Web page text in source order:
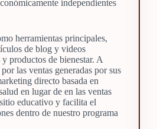
independientes
herramientas principales,
de blog y videos
productos de bienestar. A
las ventas generadas por sus
directo basada en
en lugar de en las ventas
educativo y facilita el
dentro de nuestro programa